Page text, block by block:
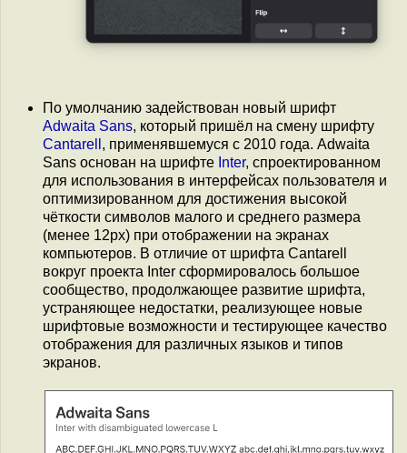
По умолчанию задействован новый шрифт
Adwaita Sans, который пришёл на смену шрифту
Cantarell , применявшемуся с 2010 года. Adwaita
Sans основан на шрифте Inter, спроектированном
для использования в интерфейсах пользователя и
оптимизированном для достижения высокой
чёткости символов малого и среднего размера
(менее 12px) при отображении на экранах
компьютеров. В отличие от шрифта Cantarell
вокруг проекта Inter сформировалось большое
сообщество, продолжающее развитие шрифта,
устраняющее недостатки, реализующее новые
шрифтовые возможности и тестирующее качество
отображения для различных языков и типов
экранов.